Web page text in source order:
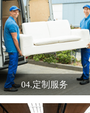
04.定制服务
08.免费仓储
根据客户需求，提供免费一周
仓储服务